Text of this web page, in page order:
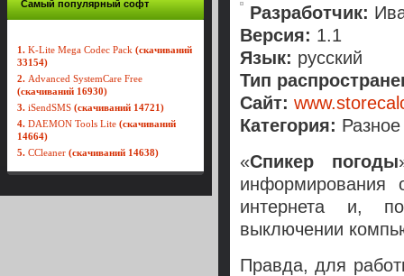
Самый популярный софт
1. K-Lite Mega Codec Pack (скачиваний
33154)
2. Advanced SystemCare Free
(скачиваний 16930)
3. iSendSMS (скачиваний 14721)
4. DAEMON Tools Lite (скачиваний
14664)
5. CCleaner (скачиваний 14638)
Разработчик:
Версия: 1.1
Язык: русский
Тип
Сайт:
Категория: Разное
«Спикер погоды
информирования
интернета и,
выключении
Правда, для